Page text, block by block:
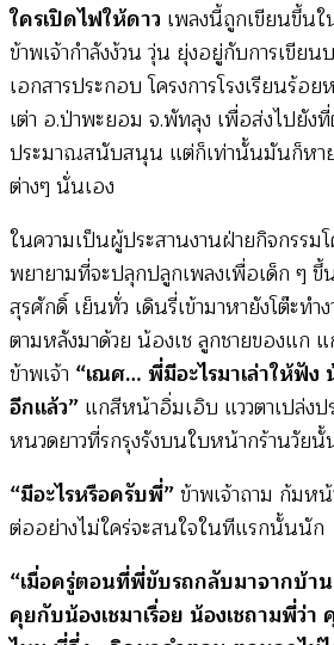
ใครเปิดไฟให้ดาว เพลงนี้ถูกเขียนขึ้น
ข้าพเจ้ากำลังง้วน วุ่น ยุ่งอยู่กับการเขีย
เอกสารประกอบ โครงการโรงเรียนร้อ
เต่า อ.ป่าพะยอม จ.พัทลุง เพื่อส่งไปยัง
ประมาณสนับสนุน แต่ก็เท่านั้นมันก็หา
ต่างๆ นั่นเอง
ในความเป็นผู้ประสานงานฝ่ายกิจกรรม
พยายามที่จะปลุกปลูกเพลงเพื่อเด็ก ๆ
สุรศักดิ์ เย็นทั่ว เดินรี่เข้ามาหายังโต๊ะท
ตามหลังมาด้วย น้องเช ลูกชายของแก
ข้าพเจ้า “เณศ… พี่มีอะไรมาเล่าให้ฟัง
อีกแล้ว” แกสีหน้าอิ่มเอิบ แววตาเปล่งป
หนวดยาวที่รกรุงรังบนใบหน้ากร้านวัยนั้
“มีอะไรหรือครับพี่”ข้าพเจ้าถาม ก้มห
ต่ออย่างไม่ใคร่จะสนใจในทีแรกนั้นนัก
“เมื่อครู่ตอนที่พี่ขับรถกลับมาจากบ้า
คุยกับน้องเชมาเรื่อย น้องเชถามพี่ว่